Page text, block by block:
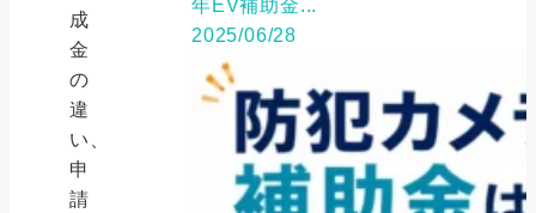
成
金
の
違
い、
申
請
年EV補助金...
2025/06/28